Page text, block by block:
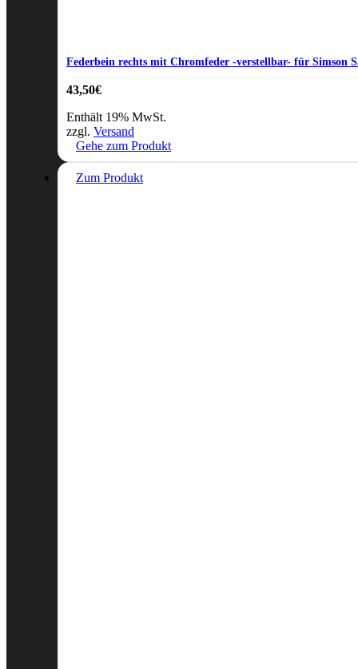
Federbein rechts mit Chromfeder -verstellbar- für Simson
43,50€
Enthält 19% MwSt.
zzgl. Versand
Gehe zum Produkt
Zum Produkt